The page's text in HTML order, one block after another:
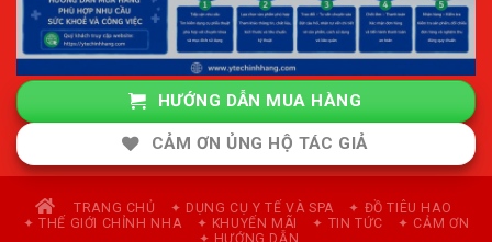
HƯỚNG DẪN MUA HÀNG
CẢM ƠN ỦNG HỘ TÁC GIẢ
TRANG CHỦ ✦ DỤNG CỤ Y TẾ VÀ SPA
✦ ĐỒ TIÊU HAO
✦ THẾ GIỚI CHỈNH NHA
✦ KHUYẾN MÃI ✦ TIN TỨC
✦ CẢM ƠN